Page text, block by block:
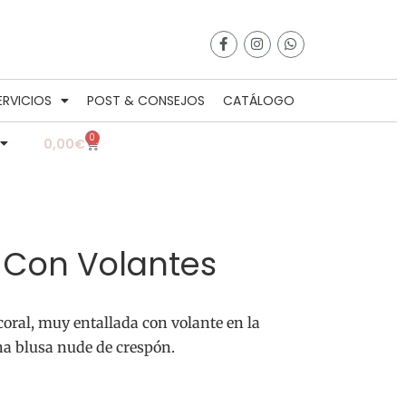
POST & CONSEJOS CATÁLOGO
0,00€ 0
Volantes
muy entallada con volante en la
blusa nude de crespón.